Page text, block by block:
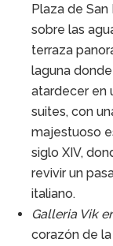
Plaza de
sobre las
terraza
laguna
atardecer en
suites, con
majestuoso
siglo XIV,
revivir un
italiano.
Galleria Vik
corazón de